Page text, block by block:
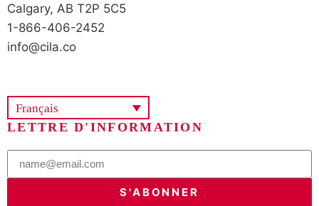
Calgary, AB T2P 5C5
1-866-406-2452
info@cila.co
Français
LETTRE D'INFORMATION
S'ABONNER